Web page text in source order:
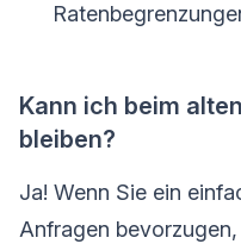
Kann ich beim
bleiben?
Ja! Wenn Sie ein
Anfragen